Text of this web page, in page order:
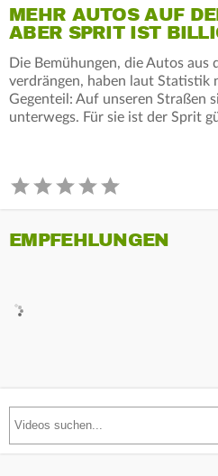
MEHR AUTOS AUF
BER SPRIT IST
Die Bemühungen, die Autos aus
verdrängen, haben laut Statistik
Gegenteil: Auf unseren Straßen
unterwegs. Für sie ist der Sprit
EMPFEHLUNGEN